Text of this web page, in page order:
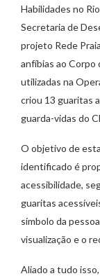
Habilidades no
Secretaria de
projeto Rede
anfíbias ao Corpo
utilizadas na
criou 13 guaritas
guarda-vidas do
O objetivo de
identificado é
acessibilidade,
guaritas
símbolo da
visualização e o
Aliado a tudo